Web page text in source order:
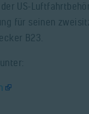
US-
für seinen
B23.